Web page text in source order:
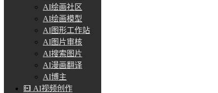
AI绘画社区
AI绘画模型
AI图形工作站
AI图片审核
AI搜索图片
AI漫画翻译
AI博主
AI视频创作